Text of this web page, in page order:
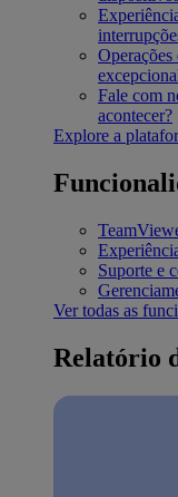
Fale com
acontecer?
Explore a
Suporte e
Ver todas as
Relatório